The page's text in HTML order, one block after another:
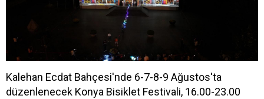
Kalehan Ecdat Bahçesi'nde 6-7-8-9 Ağustos'ta
düzenlenecek Konya Bisiklet Festivali, 16.00-23.00